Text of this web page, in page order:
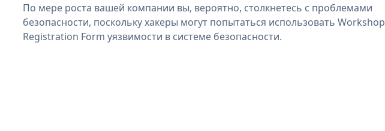
По мере роста вашей компании вы, вероятно, столкнетесь с проблемами
безопасности, поскольку хакеры могут попытаться использовать Workshop
Registration Form уязвимости в системе безопасности.